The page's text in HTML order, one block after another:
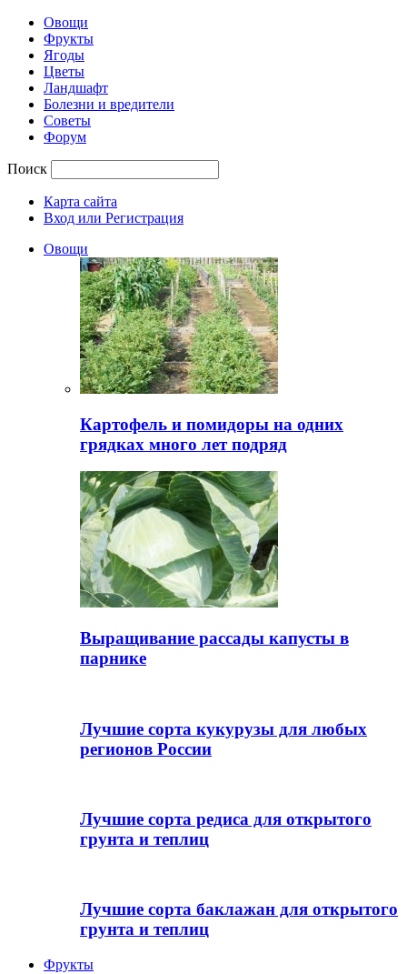
Овощи
Фрукты
Ягоды
Цветы
Ландшафт
Болезни и вредители
Советы
Форум
Поиск
Карта сайта
Вход или Регистрация
Овощи
Картофель и помидоры на одних
грядках много лет подряд
Выращивание рассады капусты в
парнике
Лучшие сорта кукурузы для любых
регионов России
Лучшие сорта редиса для открытого
грунта и теплиц
Лучшие сорта баклажан для открытого
грунта и теплиц
Фрукты